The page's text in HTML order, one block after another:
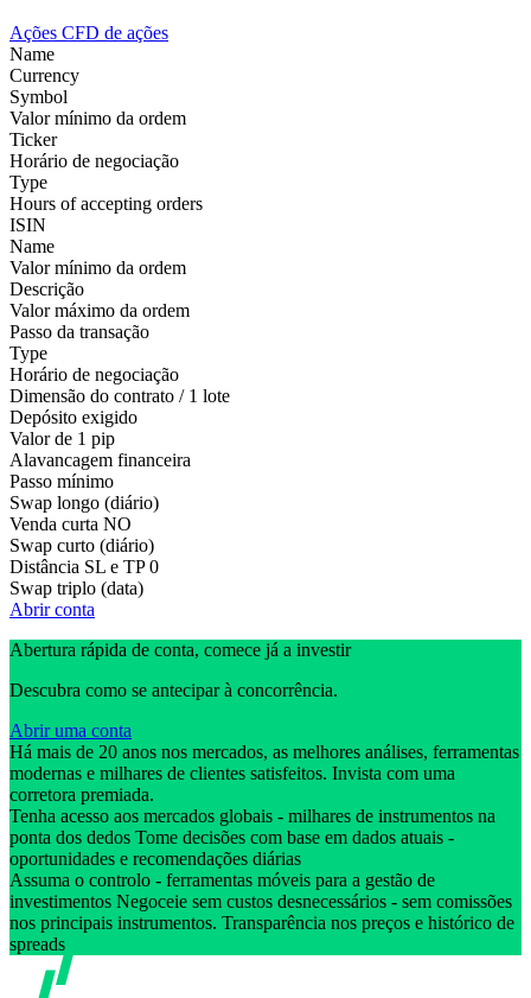
Ações CFD de ações
Name
Currency
Symbol
Valor mínimo da ordem
Ticker
Horário de negociação
Type
Hours of accepting orders
ISIN
Name
Valor mínimo da ordem
Descrição
Valor máximo da ordem
Passo da transação
Type
Horário de negociação
Dimensão do contrato / 1 lote
Depósito exigido
Valor de 1 pip
Alavancagem financeira
Passo mínimo
Swap longo (diário)
Venda curta NO
Swap curto (diário)
Distância SL e TP 0
Swap triplo (data)
Abrir conta
Abertura rápida de conta, comece já a investir
Descubra como se antecipar à concorrência.
Abrir uma conta
Há mais de 20 anos nos mercados, as melhores análises, ferramentas
modernas e milhares de clientes satisfeitos. Invista com uma
corretora premiada.
Tenha acesso aos mercados globais - milhares de instrumentos na
ponta dos dedos Tome decisões com base em dados atuais -
oportunidades e recomendações diárias
Assuma o controlo - ferramentas móveis para a gestão de
investimentos Negoceie sem custos desnecessários - sem comissões
nos principais instrumentos. Transparência nos preços e histórico de
spreads